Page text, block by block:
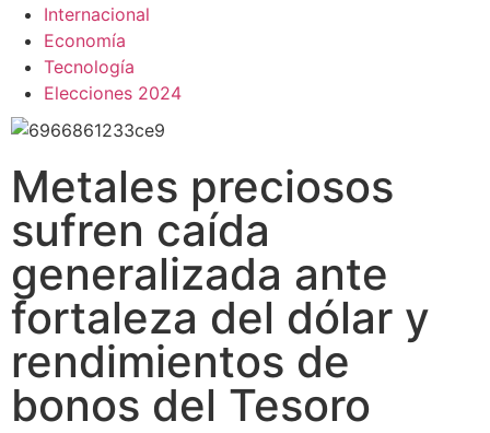
Internacional
Economía
Tecnología
Elecciones 2024
Metales preciosos
sufren caída
generalizada ante
fortaleza del dólar y
rendimientos de
bonos del Tesoro